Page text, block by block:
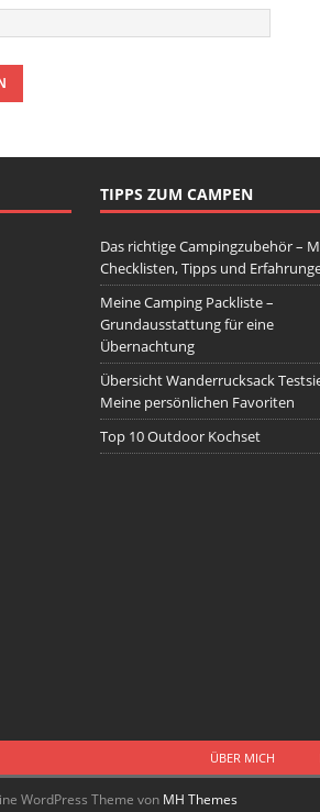
TIPPS ZUM CAMPEN
Das richtige Campingzubehör –
Checklisten, Tipps und
Meine Camping Packliste –
Grundausstattung für eine
Übernachtung
Übersicht Wanderrucksack
Meine persönlichen Favoriten
Top 10 Outdoor Kochset
ÜBER MICH
WordPress Theme von MH Themes